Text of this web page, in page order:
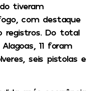
tiveram
com destaque
registros. Do total
11 foram
seis pistolas e